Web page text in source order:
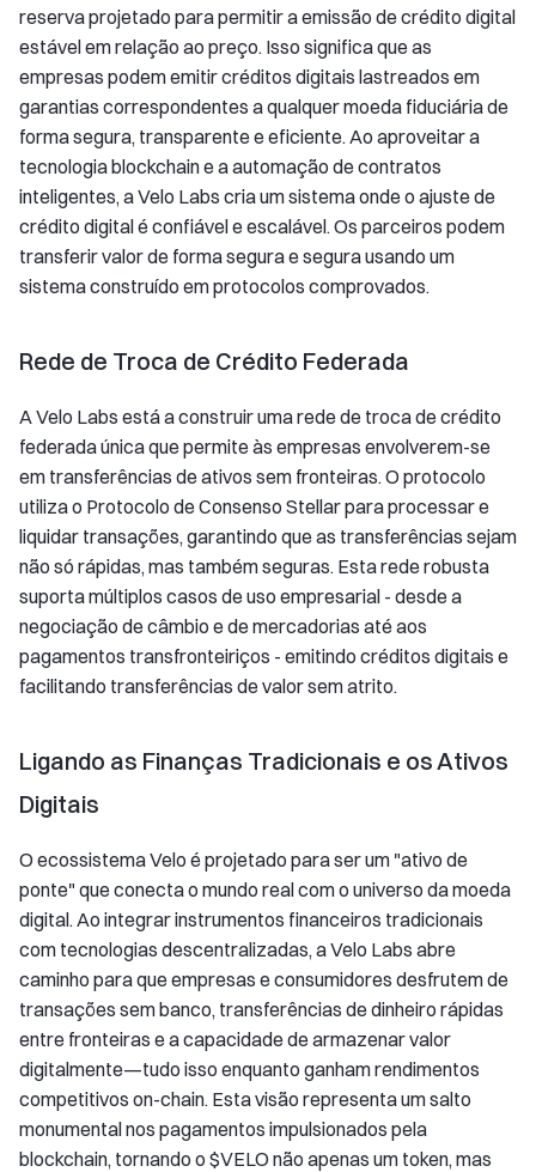
reserva projetado para permitir a emissão de crédito digital
estável em relação ao preço. Isso significa que as
empresas podem emitir créditos digitais lastreados em
garantias correspondentes a qualquer moeda fiduciária de
forma segura, transparente e eficiente. Ao aproveitar a
tecnologia blockchain e a automação de contratos
inteligentes, a Velo Labs cria um sistema onde o ajuste de
crédito digital é confiável e escalável. Os parceiros podem
transferir valor de forma segura e segura usando um
sistema construído em protocolos comprovados.
Rede de Troca de Crédito Federada
A Velo Labs está a construir uma rede de troca de crédito
federada única que permite às empresas envolverem-se
em transferências de ativos sem fronteiras. O protocolo
utiliza o Protocolo de Consenso Stellar para processar e
liquidar transações, garantindo que as transferências sejam
não só rápidas, mas também seguras. Esta rede robusta
suporta múltiplos casos de uso empresarial - desde a
negociação de câmbio e de mercadorias até aos
pagamentos transfronteiriços - emitindo créditos digitais e
facilitando transferências de valor sem atrito.
Ligando as Finanças Tradicionais e os Ativos
Digitais
O ecossistema Velo é projetado para ser um "ativo de
ponte" que conecta o mundo real com o universo da moeda
digital. Ao integrar instrumentos financeiros tradicionais
com tecnologias descentralizadas, a Velo Labs abre
caminho para que empresas e consumidores desfrutem de
transações sem banco, transferências de dinheiro rápidas
entre fronteiras e a capacidade de armazenar valor
digitalmente—tudo isso enquanto ganham rendimentos
competitivos on-chain. Esta visão representa um salto
monumental nos pagamentos impulsionados pela
blockchain, tornando o $VELO não apenas um token, mas